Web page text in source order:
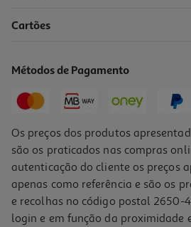
Cartões
Métodos de Pagamento
Os preços dos produtos
são os praticados nas compras
autenticação do cliente os preços
apenas como referência e são os
e recolhas no código postal 2650-
login e em função da proximidade